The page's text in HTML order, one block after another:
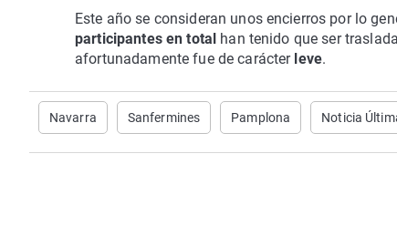
Este año se consideran unos encierros por lo
participantes en total han tenido que ser
afortunadamente fue de carácter leve.
Navarra Sanfermines Pamplona Noticia